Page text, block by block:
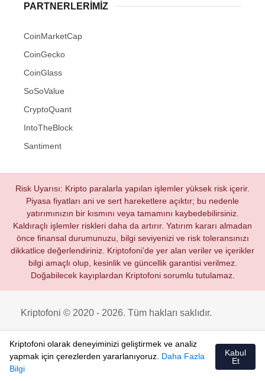
PARTNERLERIMIZ
CoinMarketCap
CoinGecko
CoinGlass
SoSoValue
CryptoQuant
IntoTheBlock
Santiment
Risk Uyarısı: Kripto paralarla yapılan işlemler yüksek risk içerir.
Piyasa fiyatları ani ve sert hareketlere açıktır; bu nedenle
yatırımınızın bir kısmını veya tamamını kaybedebilirsiniz.
Kaldıraçlı işlemler riskleri daha da artırır. Yatırım kararı almadan
önce finansal durumunuzu, bilgi seviyenizi ve risk toleransınızı
dikkatlice değerlendiriniz. Kriptofoni’de yer alan veriler ve içerikler
bilgi amaçlı olup, kesinlik ve güncellik garantisi verilmez.
Doğabilecek kayıplardan Kriptofoni sorumlu tutulamaz.
Kriptofoni © 2020 - 2026. Tüm hakları saklıdır.
Kriptofoni olarak deneyiminizi geliştirmek ve analiz
yapmak için çerezlerden yararlanıyoruz. Daha Fazla
Bilgi
Kabul
Et